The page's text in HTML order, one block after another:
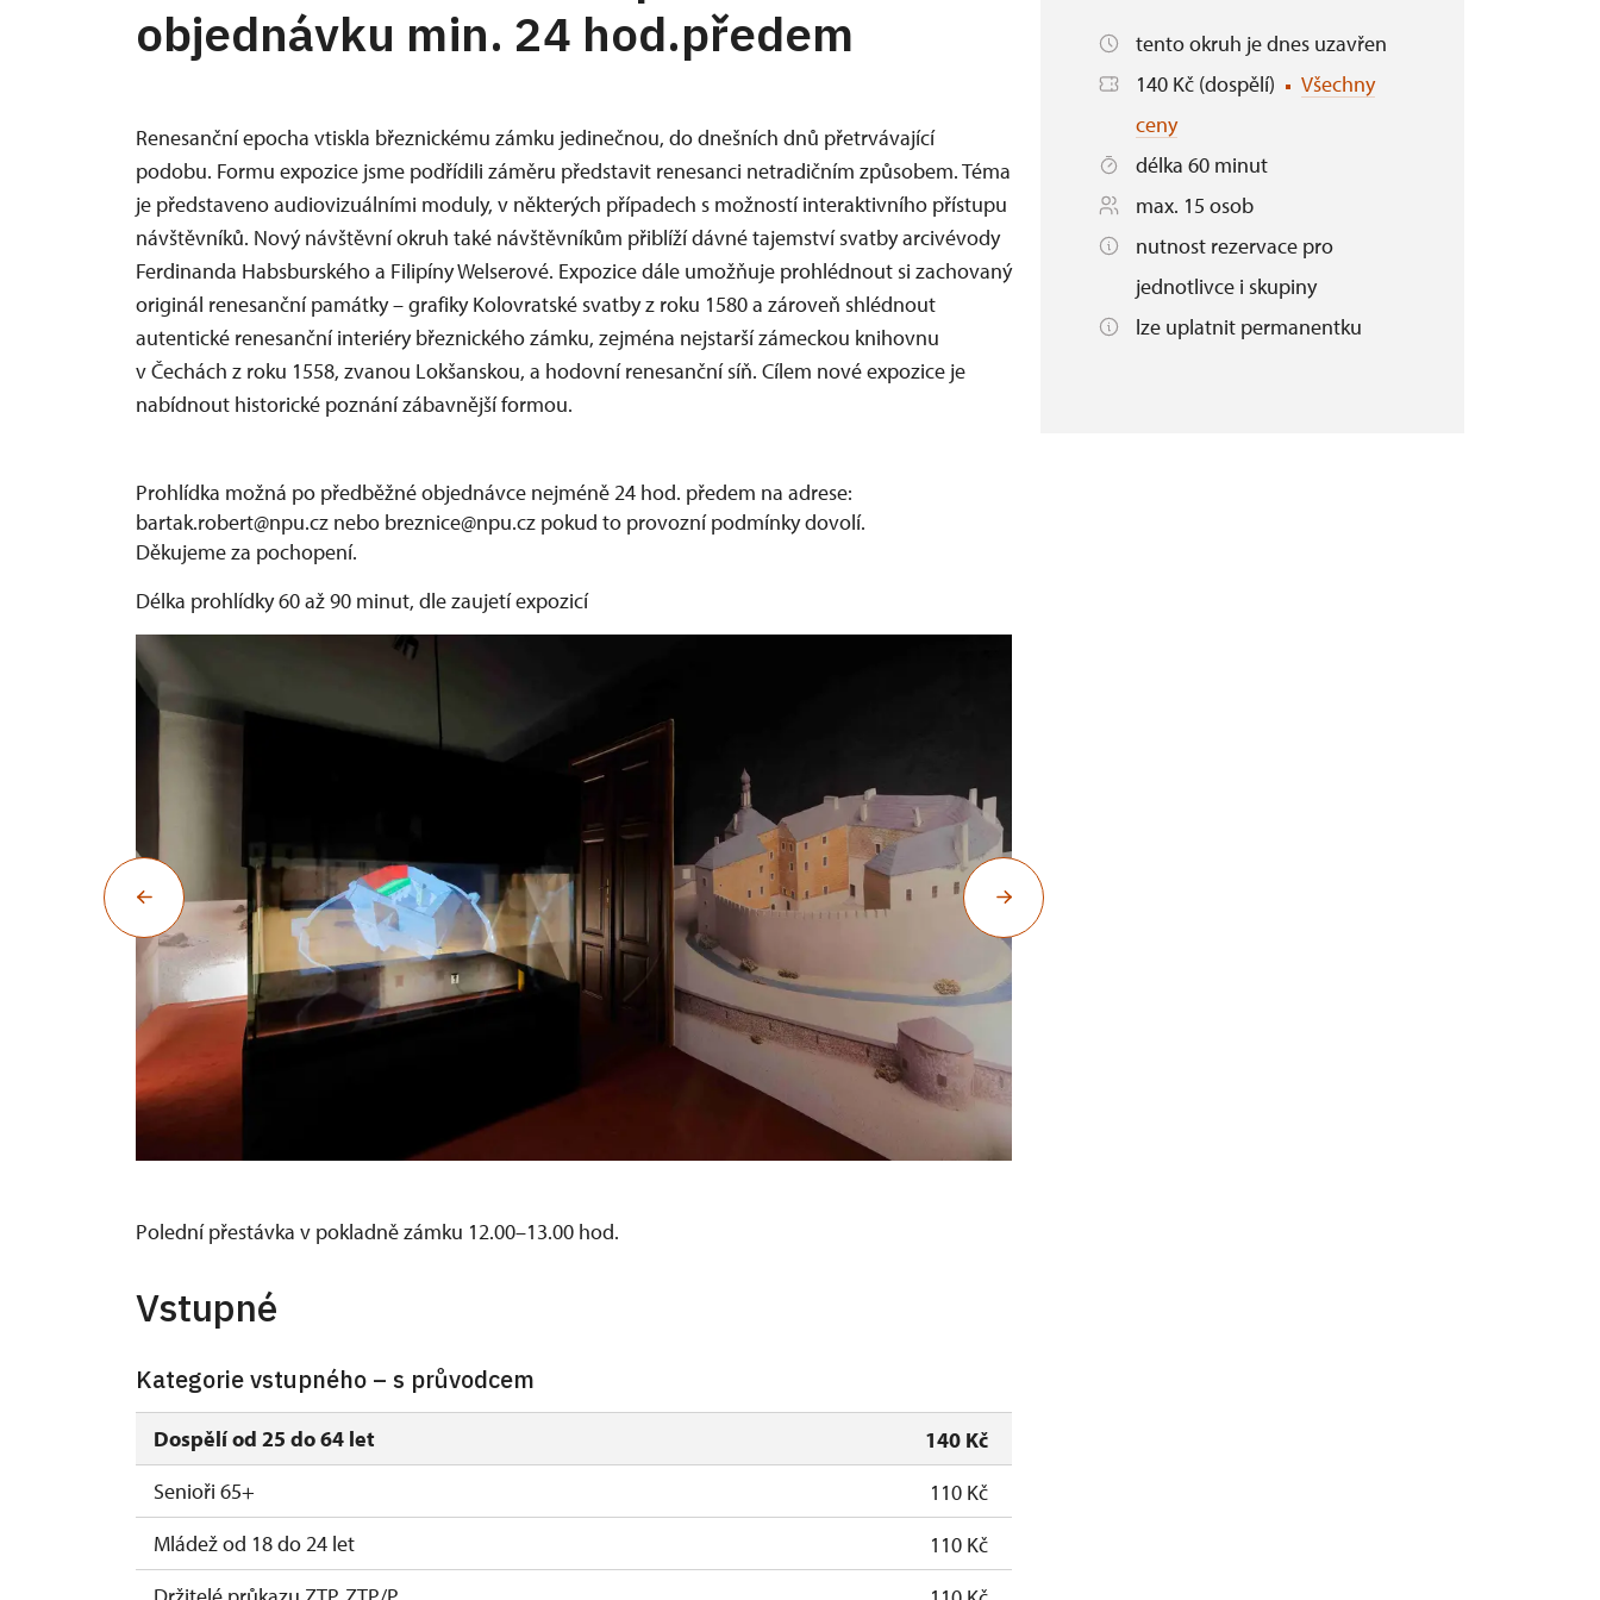
objednávku min. 24 hod.předem
Renesanční epocha vtiskla březnickému zámku jedinečnou, do dnešních dnů přetrvávající
podobu. Formu expozice jsme podřídili záměru představit renesanci netradičním způsobem. Téma
je představeno audiovizuálními moduly, v některých případech s možností interaktivního přístupu
návštěvníků. Nový návštěvní okruh také návštěvníkům přiblíží dávné tajemství svatby arcivévody
Ferdinanda Habsburského a Filipíny Welserové. Expozice dále umožňuje prohlédnout si zachovaný
originál renesanční památky – grafiky Kolovratské svatby z roku 1580 a zároveň shlédnout
autentické renesanční interiéry březnického zámku, zejména nejstarší zámeckou knihovnu
v Čechách z roku 1558, zvanou Lokšanskou, a hodovní renesanční síň. Cílem nové expozice je
nabídnout historické poznání zábavnější formou.
Prohlídka možná po předběžné objednávce nejméně 24 hod. předem na adrese:
bartak.robert@npu.cz nebo breznice@npu.cz pokud to provozní podmínky dovolí.
Děkujeme za pochopení.
Délka prohlídky 60 až 90 minut, dle zaujetí expozicí
Polední přestávka v pokladně zámku 12.00–13.00 hod.
Vstupné
Kategorie vstupného – s průvodcem
Dospělí od 25 do 64 let
140 Kč
Senioři 65+
110 Kč
Mládež od 18 do 24 let
110 Kč
tento okruh je dnes uzavřen
140 Kč (dospělí)
Všechny
ceny
délka 60 minut
max. 15 osob
nutnost rezervace pro
jednotlivce i skupiny
lze uplatnit permanentku